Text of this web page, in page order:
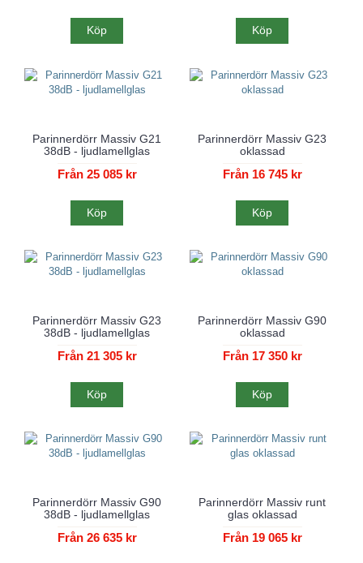
Köp Köp
Parinnerdörr Massiv G21
38dB - ljudlamellglas
Från 25 085 kr
Köp
Parinnerdörr Massiv G23
oklassad
Från 16 745 kr
Köp
Parinnerdörr Massiv G23
38dB - ljudlamellglas
Från 21 305 kr
Köp
Parinnerdörr Massiv G90
oklassad
Från 17 350 kr
Köp
Parinnerdörr Massiv G90
38dB - ljudlamellglas
Från 26 635 kr
Parinnerdörr Massiv runt
glas oklassad
Från 19 065 kr